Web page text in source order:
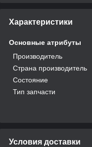
Характеристики
Основные атрибуты
Производитель
Страна производитель
Состояние
Тип запчасти
Условия доставки